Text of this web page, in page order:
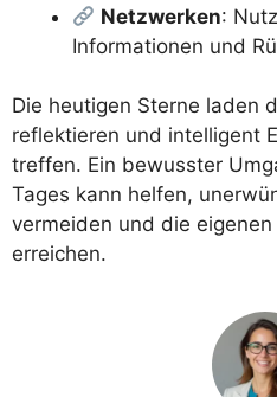
Netzwerken:
Informationen und
Die heutigen Sterne laden
reflektieren und intelligent
treffen. Ein bewusster
Tages kann helfen,
vermeiden und die
erreichen.